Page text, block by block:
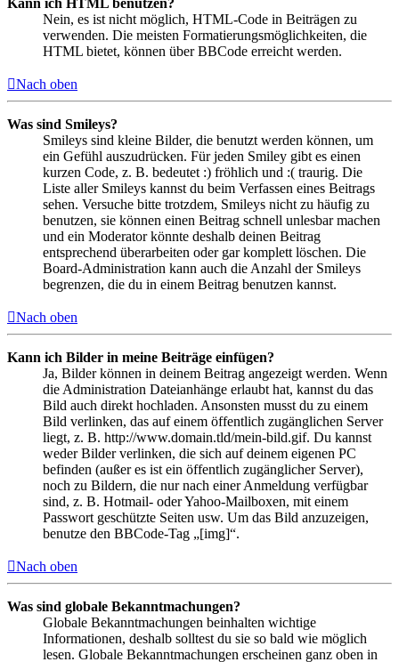
Kann ich HTML benutzen?
Nein, es ist nicht möglich, HTML-Code in Beiträgen zu
verwenden. Die meisten Formatierungsmöglichkeiten, die
HTML bietet, können über BBCode erreicht werden.
Nach oben
Was sind Smileys?
Smileys sind kleine Bilder, die benutzt werden können, um
ein Gefühl auszudrücken. Für jeden Smiley gibt es einen
kurzen Code, z. B. bedeutet :) fröhlich und :( traurig. Die
Liste aller Smileys kannst du beim Verfassen eines Beitrags
sehen. Versuche bitte trotzdem, Smileys nicht zu häufig zu
benutzen, sie können einen Beitrag schnell unlesbar machen
und ein Moderator könnte deshalb deinen Beitrag
entsprechend überarbeiten oder gar komplett löschen. Die
Board-Administration kann auch die Anzahl der Smileys
begrenzen, die du in einem Beitrag benutzen kannst.
Nach oben
Kann ich Bilder in meine Beiträge einfügen?
Ja, Bilder können in deinem Beitrag angezeigt werden. Wenn
die Administration Dateianhänge erlaubt hat, kannst du das
Bild auch direkt hochladen. Ansonsten musst du zu einem
Bild verlinken, das auf einem öffentlich zugänglichen Server
liegt, z. B. http://www.domain.tld/mein-bild.gif. Du kannst
weder Bilder verlinken, die sich auf deinem eigenen PC
befinden (außer es ist ein öffentlich zugänglicher Server),
noch zu Bildern, die nur nach einer Anmeldung verfügbar
sind, z. B. Hotmail- oder Yahoo-Mailboxen, mit einem
Passwort geschützte Seiten usw. Um das Bild anzuzeigen,
benutze den BBCode-Tag „[img]“.
Nach oben
Was sind globale Bekanntmachungen?
Globale Bekanntmachungen beinhalten wichtige
Informationen, deshalb solltest du sie so bald wie möglich
lesen. Globale Bekanntmachungen erscheinen ganz oben in